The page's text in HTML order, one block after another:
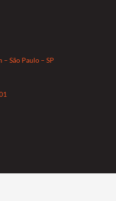
São Paulo – SP